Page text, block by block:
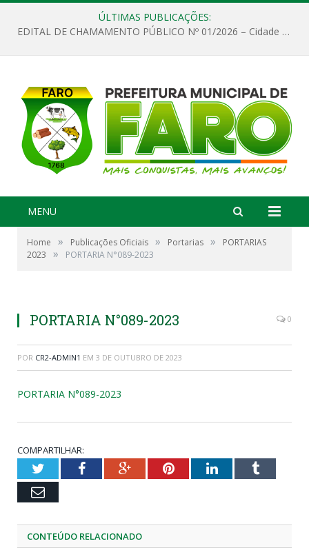
ÚLTIMAS PUBLICAÇÕES:
EDITAL DE CHAMAMENTO PÚBLICO Nº 01/2026 – Cidade de Faro
MENU
Home » Publicações Oficiais » Portarias »
PORTARIAS
2023
» PORTARIA N°089-2023
PORTARIA N°089-2023 0
POR CR2-ADMIN1 EM 3 DE OUTUBRO DE 2023
PORTARIA N°089-2023
COMPARTILHAR:
TwitterFacebookGoogle+PinterestLinkedInTumblr
Email
CONTEÚDO RELACIONADO